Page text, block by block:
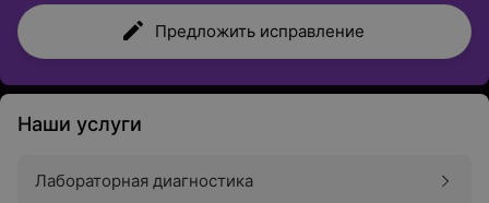
Предложить исправление
Наши услуги
Лабораторная диагностика